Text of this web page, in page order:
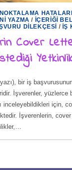
YAZMA / İÇERIĞI
DILEKÇESI / İŞ
Cover
bir iş
İşverenler, yüzlerce
inceleyebildikleri için,
İşverenlerin,